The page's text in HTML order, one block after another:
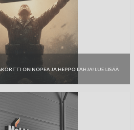
ON NOPEA JA HEPPO LAHJA! LUE LISÄÄ